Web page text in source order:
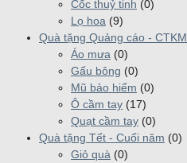
Cốc thuỷ tinh (0)
Lọ hoa (9)
Quà tặng Quảng cáo - CTKM
Áo mưa (0)
Gấu bông (0)
Mũ bảo hiểm (0)
Ô cầm tay (17)
Quạt cầm tay (0)
Quà tặng Tết - Cuối năm (0)
Giỏ quà (0)